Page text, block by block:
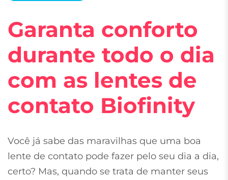
Garanta conforto
durante todo o dia
com as lentes de
contato Biofinity
Você já sabe das maravilhas que uma boa
lente de contato pode fazer pelo seu dia a dia,
certo? Mas, quando se trata de manter seus